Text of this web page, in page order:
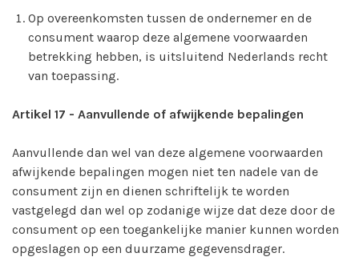
Op overeenkomsten tussen de ondernemer en de
consument waarop deze algemene voorwaarden
betrekking hebben, is uitsluitend Nederlands recht
van toepassing.
Artikel 17 - Aanvullende of afwijkende bepalingen
Aanvullende dan wel van deze algemene voorwaarden
afwijkende bepalingen mogen niet ten nadele van de
consument zijn en dienen schriftelijk te worden
vastgelegd dan wel op zodanige wijze dat deze door de
consument op een toegankelijke manier kunnen worden
opgeslagen op een duurzame gegevensdrager.